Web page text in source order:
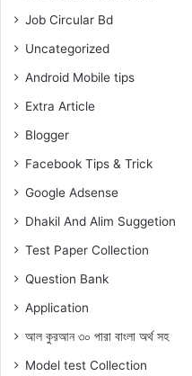
Job Circular Bd
Uncategorized
Android Mobile tips
Extra Article
Blogger
Facebook Tips & Trick
Google Adsense
Dhakil And Alim Suggetion
Test Paper Collection
Question Bank
Application
আল কুরআন ৩০ পারা বাংলা অর্থ সহ
Model test Collection